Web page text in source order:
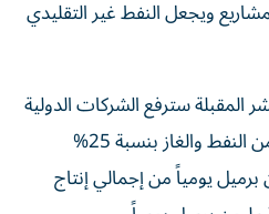
ويجعل النفط غير التقليدي
سترفع الشركات الدولية
العاملة في الإمارات إنتاجها من النفط والغاز بنسبة 25%
نحو 1.2 مليون برميل يومياً من إجمالي إنتاج